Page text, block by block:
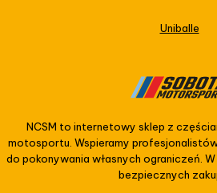
Uniballe
NCSM to internetowy sklep z
motosportu. Wspieramy
do pokonywania własnych ograniczeń.
bezpiecznych